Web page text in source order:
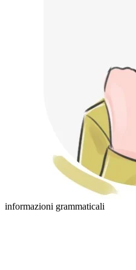
informazioni grammaticali